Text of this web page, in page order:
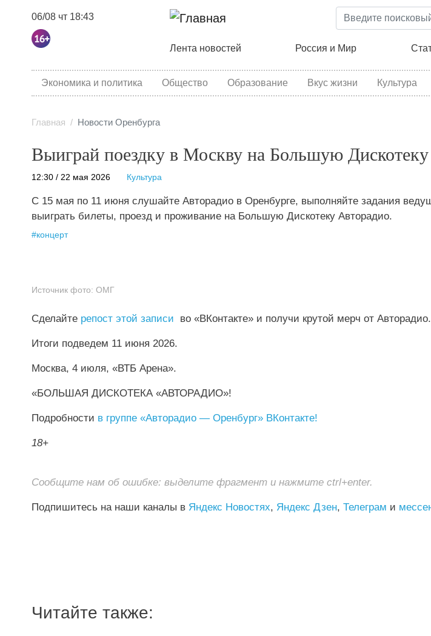
к
06/08 чт 18:43
Основная навигация
Лента новостей Россия и Мир
category menu
Экономика и политика Общество Образование Вкус жизни Культура
Главная Новости Оренбурга
Выиграй поездку в Москву на Большую
12:30 / 22 мая 2026 Культура
С 15 мая по 11 июня слушайте Авторадио в Оренбурге, выполняйте задания
выиграть билеты, проезд и проживание на Большую Дискотеку Авторадио.
#концерт
Источник фото: ОМГ
Сделайте репост этой записи во «ВКонтакте» и получи крутой мерч от Авторадио.
Итоги подведем 11 июня 2026.
Москва, 4 июля, «ВТБ Арена».
«БОЛЬШАЯ ДИСКОТЕКА «АВТОРАДИО»!
Подробности в группе «Авторадио — Оренбург» ВКонтакте!
18+
Сообщите нам об ошибке: выделите фрагмент и нажмите ctrl+enter.
Подпишитесь на наши каналы в Яндекс Новостях, Яндекс Дзен, Телеграм и
Читайте также: